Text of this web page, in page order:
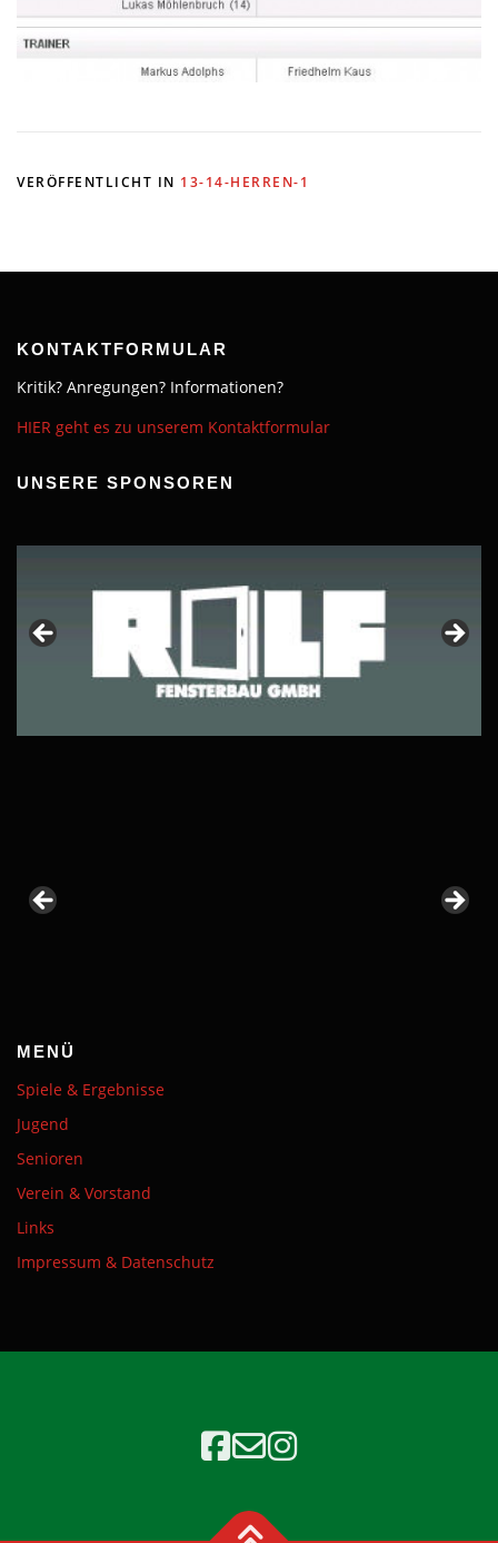
VERÖFFENTLICHT IN 13-14-HERREN-1
KONTAKTFORMULAR
Kritik? Anregungen? Informationen?
HIER geht es zu unserem Kontaktformular
UNSERE SPONSOREN
MENÜ
Spiele & Ergebnisse
Jugend
Senioren
Verein & Vorstand
Links
Impressum & Datenschutz